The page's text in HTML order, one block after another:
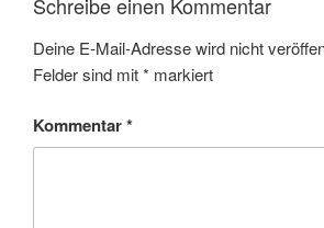
Schreibe einen Kommentar
Deine E-Mail-Adresse wird nicht
Felder sind mit* markiert
Kommentar*